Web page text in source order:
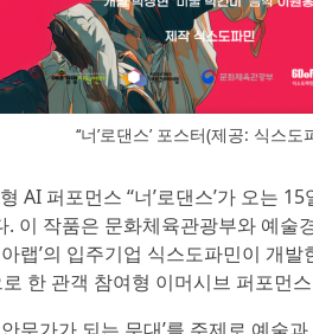
‘‘너’로댄스’ 포스터(제공: 식스도
AI 퍼포먼스 ‘‘너’로댄스’가 오는
. 이 작품은 문화체육관광부와 예술
랩’의 입주기업 식스도파민이 개
한 관객 참여형 이머시브 퍼포먼